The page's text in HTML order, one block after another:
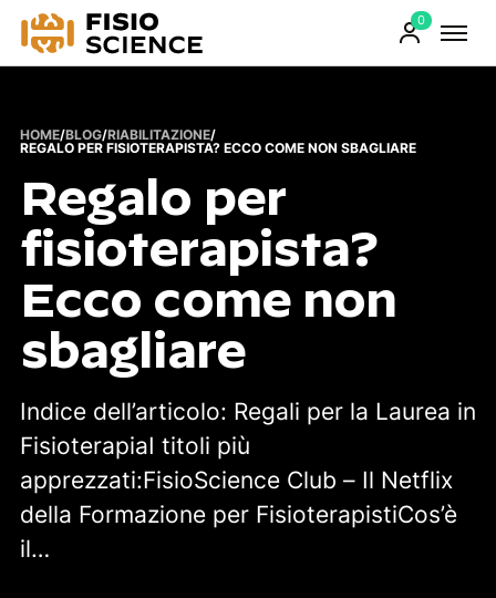
0
Prodotti
HOME/BLOG/RIABILITAZIONE/
REGALO PER FISIOTERAPISTA? ECCO COME NON SBAGLIARE
Regalo per
fisioterapista?
Ecco come non
sbagliare
Indice dell’articolo: Regali per la Laurea in
FisioterapiaI titoli più
apprezzati:FisioScience Club – Il Netflix
della Formazione per FisioterapistiCos’è
il…